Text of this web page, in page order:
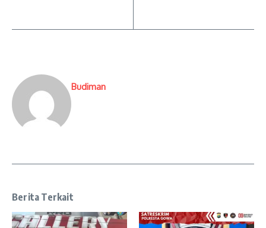
Budiman
Berita Terkait